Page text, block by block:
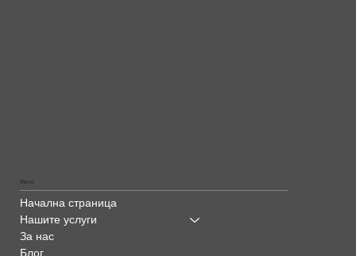
Menü
Начална страница
Нашите услуги
За нас